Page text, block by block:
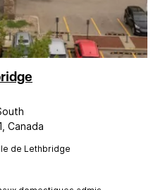
Canada
de Lethbridge